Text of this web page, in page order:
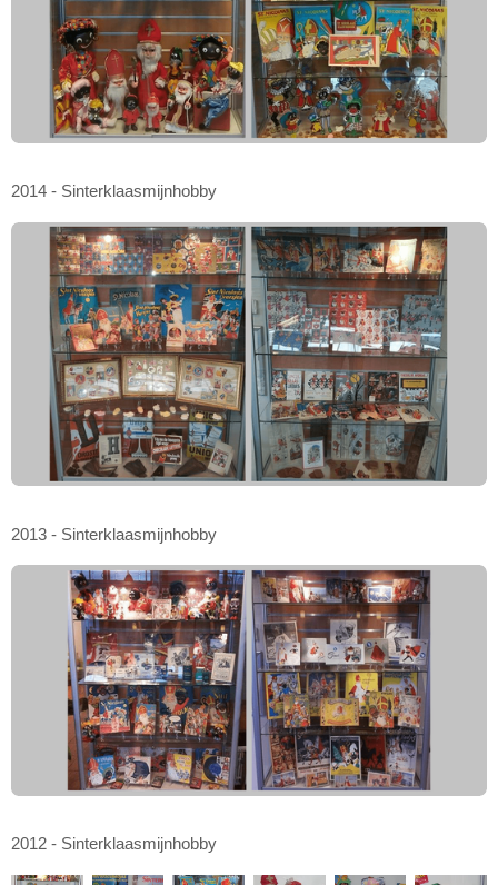
2014 - Sinterklaasmijnhobby
2013 - Sinterklaasmijnhobby
2012 - Sinterklaasmijnhobby